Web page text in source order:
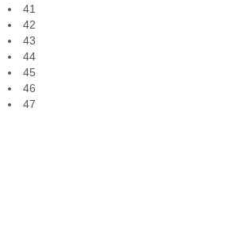
41
42
43
44
45
46
47